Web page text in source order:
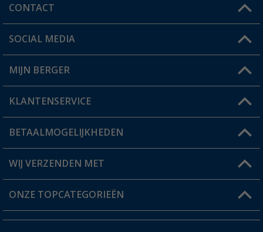
CONTACT
Een vraag?
Winkel vinden
SOCIAL MEDIA
MIJN BERGER
Mijn account
Status bestelling
Verlanglijstje
KLANTENSERVICE
FAQ & Contact
Verzendinformatie
Catalogus
BETAALMOGELIJKHEDEN
WIJ VERZENDEN MET
ONZE TOPCATEGORIEËN